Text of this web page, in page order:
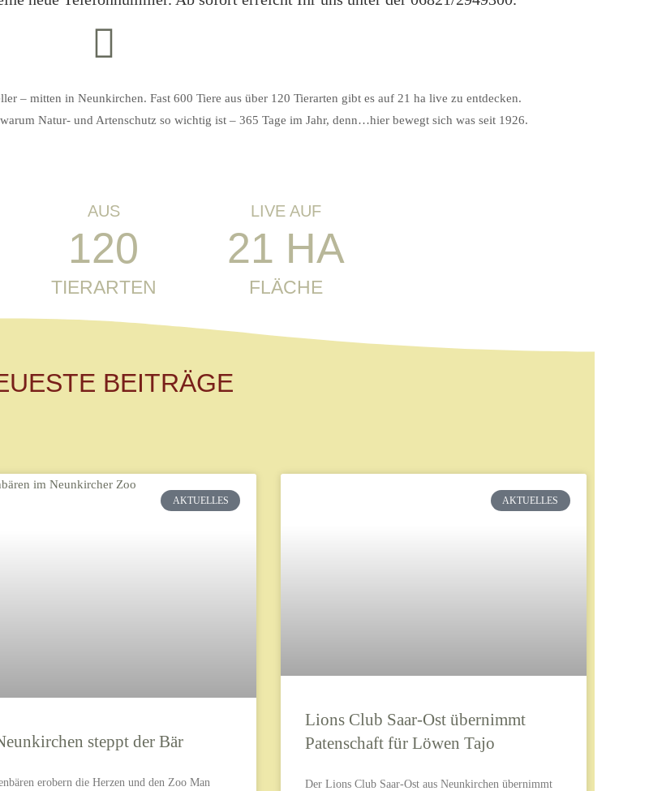
– mitten in Neunkirchen. Fast 600 Tiere aus über 120 Tierarten gibt es auf 21 ha live zu entdecken.
Natur- und Artenschutz so wichtig ist – 365 Tage im Jahr, denn…hier bewegt sich was seit 1926.
AUS
120
TIERARTEN
LIVE AUF
21 HA
FLÄCHE
BEITRÄGE
AKTUELLES
steppt der Bär
erobern die Herzen und den Zoo Man
AKTUELLES
Lions Club Saar-Ost übernimmt
Patenschaft für Löwen Tajo
Der Lions Club Saar-Ost aus Neunkirchen übernimmt